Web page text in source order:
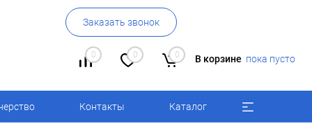
Заказать звонок
0 0 0 В корзине пока пусто
Контакты Каталог